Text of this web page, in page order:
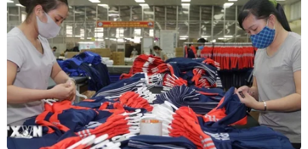
#Thị trường bất động sản #Meey Land Super App
Theo dõi VietnamPlus